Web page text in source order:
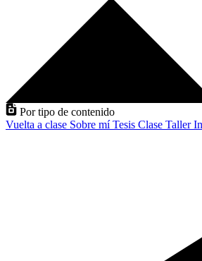
Por tipo de contenido
Vuelta a clase Sobre míTesis Clase Taller